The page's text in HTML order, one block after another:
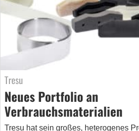
Tresu
Neues Portfolio an
Verbrauchsmaterialien
Tresu hat sein großes, heterogenes